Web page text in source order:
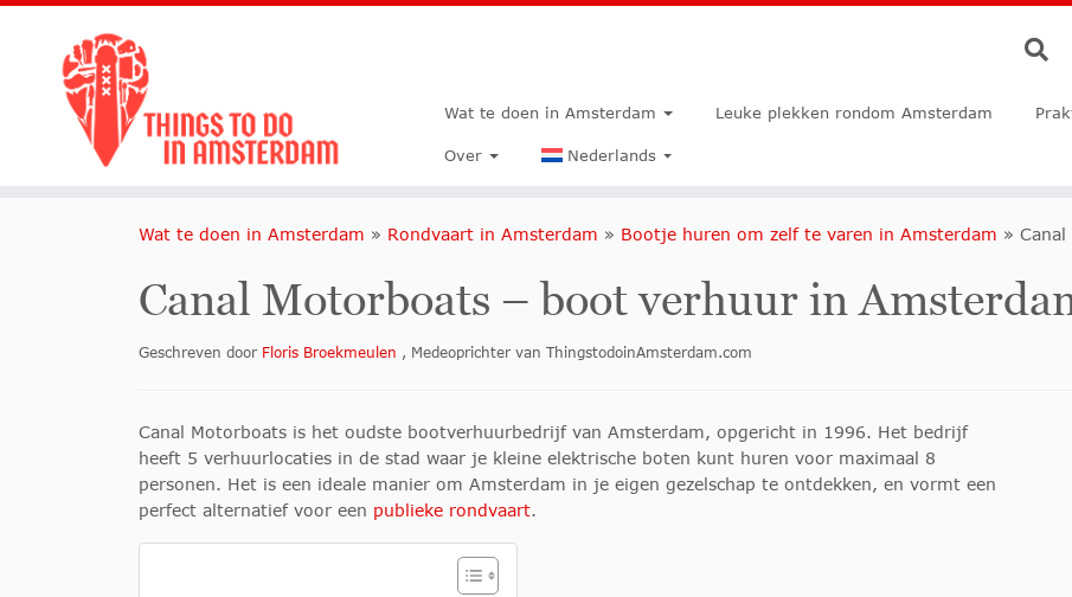
Wat te doen in Amsterdam Leuke plekken rondom Amsterdam
Over Nederlands
Wat te doen in Amsterdam » Rondvaart in Amsterdam » Bootje huren om zelf te varen in Amsterdam »
Canal Motorboats – boot verhuur in
Geschreven door Floris Broekmeulen , Medeoprichter van ThingstodoinAmsterdam.com
Canal Motorboats is het oudste bootverhuurbedrijf van Amsterdam, opgericht in 1996. Het bedrijf
heeft 5 verhuurlocaties in de stad waar je kleine elektrische boten kunt huren voor maximaal 8
personen. Het is een ideale manier om Amsterdam in je eigen gezelschap te ontdekken, en vormt een
perfect alternatief voor een publieke rondvaart.